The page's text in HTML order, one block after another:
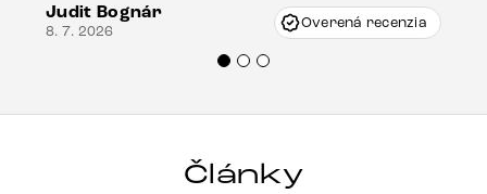
Vincze pri riešení mojej záležitosti pristúpili
veľmi korektne. Odporúčam produkty Delife
Judit Bognár
8. 7. 2026 Overená recenzia
Články